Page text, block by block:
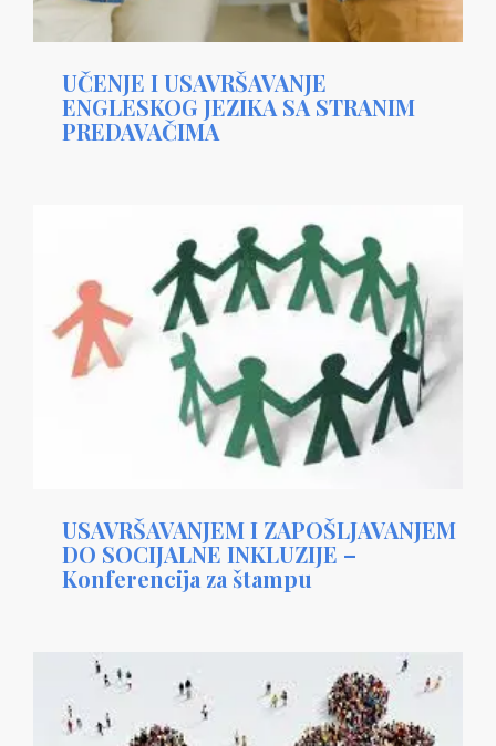
UČENJE I USAVRŠAVANJE
ENGLESKOG JEZIKA SA STRANIM
PREDAVAČIMA
USAVRŠAVANJEM I ZAPOŠLJAVANJEM
DO SOCIJALNE INKLUZIJE –
Konferencija za štampu